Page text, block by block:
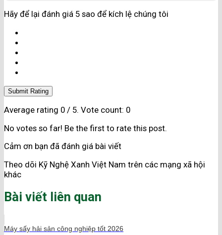
Hãy để lại đánh giá 5 sao để kích lệ chúng tôi
Submit Rating
Average rating 0 / 5. Vote count: 0
No votes so far! Be the first to rate this post.
Cảm ơn bạn đã đánh giá bài viết
Theo dõi Kỹ Nghệ Xanh Việt Nam trên các mạng xã hội
khác
Bài viết liên quan
Máy sấy hải sản công nghiệp tốt 2026